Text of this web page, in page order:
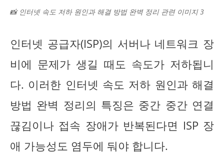
📸 인터넷 속도 저하 원인과 해결 방법 완벽 정리 관련 이미지 3
인터넷 공급자(ISP)의 서버나 네트워크 장
비에 문제가 생길 때도 속도가 저하됩니
다. 이러한 인터넷 속도 저하 원인과 해결
방법 완벽 정리의 특징은 중간 중간 연결
끊김이나 접속 장애가 반복된다면 ISP 장
애 가능성도 염두에 둬야 합니다.